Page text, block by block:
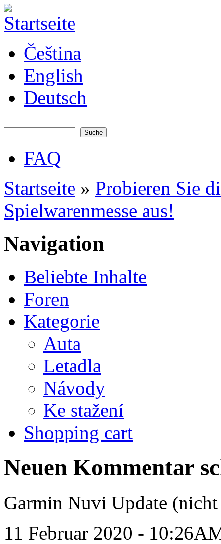
Direkt zum Inhalt
systems -
elektronika
pro RC
modely
Čeština
English
Deutsch
Hauptmenü
FAQ
Sie sind hier
Startseite » Probieren Sie
Spielwarenmesse aus!
Navigation
Beliebte Inhalte
Foren
Kategorie
Auta
Letadla
Návody
Ke stažení
Shopping cart
Neuen Kommentar
Garmin Nuvi Update
11 Februar 2020 -